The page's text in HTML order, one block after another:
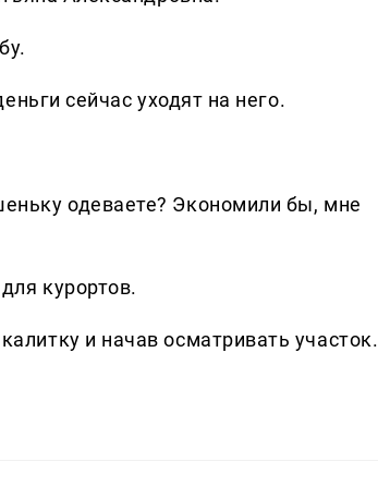
сейчас уходят на него.
одеваете? Экономили бы, мне
курортов.
и начав осматривать участок.